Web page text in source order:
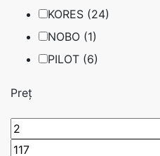
KORES (24)
NOBO (1)
PILOT (6)
Preț